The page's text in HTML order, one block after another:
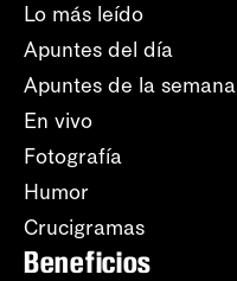
Lo más leído
Apuntes del día
Apuntes de la semana
En vivo
Fotografía
Humor
Crucigramas
Beneficios